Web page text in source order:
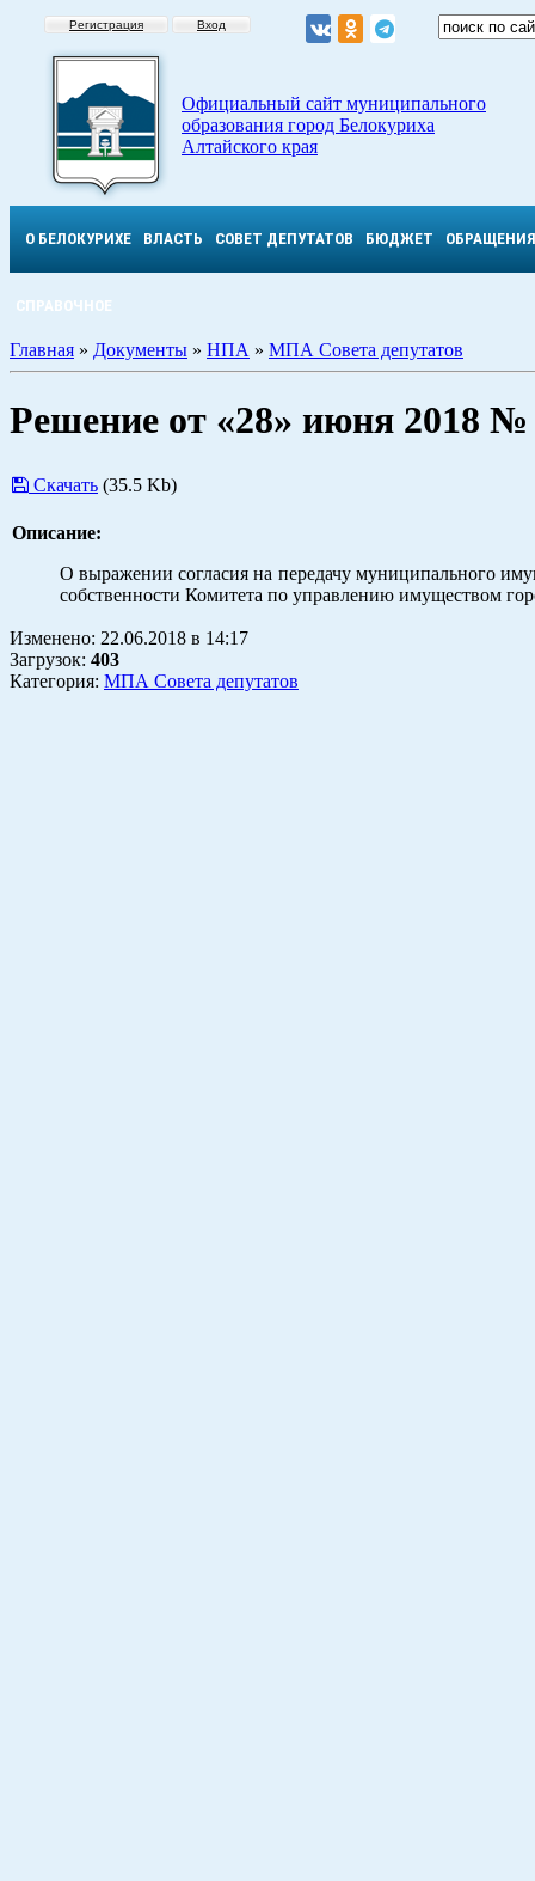
Регистрация Вход
Официальный сайт муниципального
образования город Белокуриха
Алтайского края
О БЕЛОКУРИХЕ ВЛАСТЬ СОВЕТ ДЕПУТАТОВ БЮДЖЕТ ОБРАЩЕНИЯ
СПРАВОЧНОЕ
Главная » Документы » НПА » МПА Совета депутатов
Решение от «28» июня 2018 №
Скачать (35.5 Kb)
Описание:
О выражении согласия на передачу муниципального
собственности Комитета по управлению имуществом
Изменено: 22.06.2018 в 14:17
Загрузок: 403
Категория: МПА Совета депутатов